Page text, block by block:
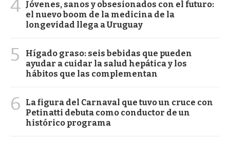
4 Jóvenes, sanos y obsesionados con el futuro:
el nuevo boom de la medicina de la
longevidad llega a Uruguay
5
Hígado graso: seis bebidas que pueden
ayudar a cuidar la salud hepática y los
hábitos que las complementan
6
La figura del Carnaval que tuvo un cruce con
Petinatti debuta como conductor de un
histórico programa